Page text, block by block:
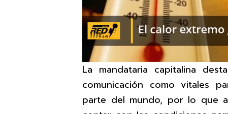
La mandataria capitalina
comunicación como vitales
parte del mundo, por lo que